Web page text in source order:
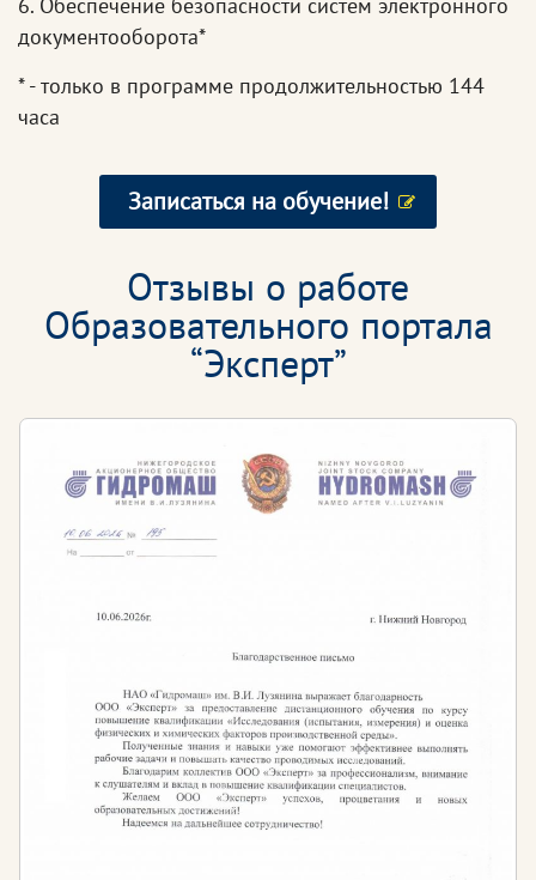
6. Обеспечение безопасности систем электронного
документооборота*
* - только в программе продолжительностью 144
часа
Записаться на обучение!
Отзывы о работе
Образовательного портала
“Эксперт”